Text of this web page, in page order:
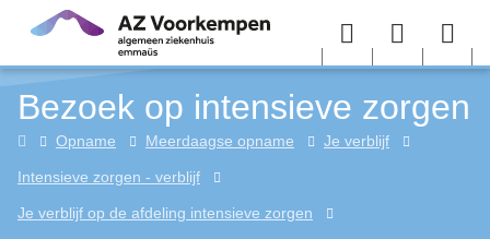
Overslaan en naar de inhoud gaan
Menu User
menu
Bezoek op intensieve zorgen
HomeOpname Meerdaagse opname Je verblijf
Intensieve zorgen - verblijf
Je verblijf op de afdeling intensieve zorgen